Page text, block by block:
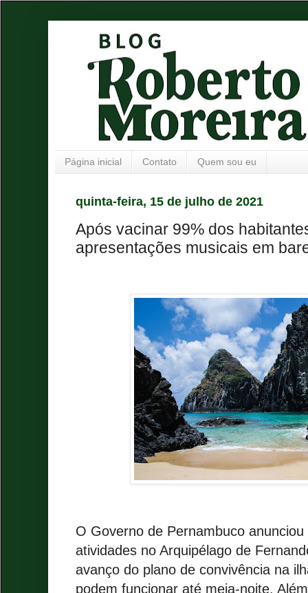
Página inicial Contato Quem sou eu
quinta-feira, 15 de julho de 2021
Após vacinar 99% dos
apresentações musicais em
O Governo de Pernambuco
atividades no Arquipélago de
avanço do plano de convivência na
podem funcionar até meia-noite.